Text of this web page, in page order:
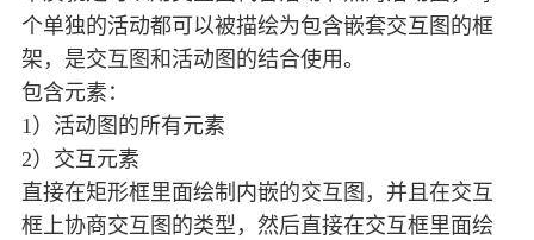
个单独的活动都可以被描绘为包含嵌套交互图的框
架，是交互图和活动图的结合使用。
包含元素：
1）活动图的所有元素
2）交互元素
直接在矩形框里面绘制内嵌的交互图，并且在交互
框上协商交互图的类型，然后直接在交互框里面绘